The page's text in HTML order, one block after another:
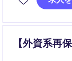
【外資系再